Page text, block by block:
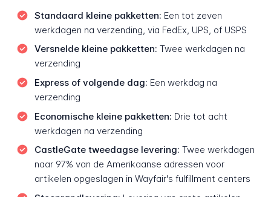
Standaard kleine pakketten: Een tot zeven
werkdagen na verzending, via FedEx, UPS, of USPS
Versnelde kleine pakketten: Twee werkdagen na
verzending
Express of volgende dag: Een werkdag na
verzending
Economische kleine pakketten: Drie tot acht
werkdagen na verzending
CastleGate tweedagse levering: Twee werkdagen
naar 97% van de Amerikaanse adressen voor
artikelen opgeslagen in Wayfair's fulfillment centers